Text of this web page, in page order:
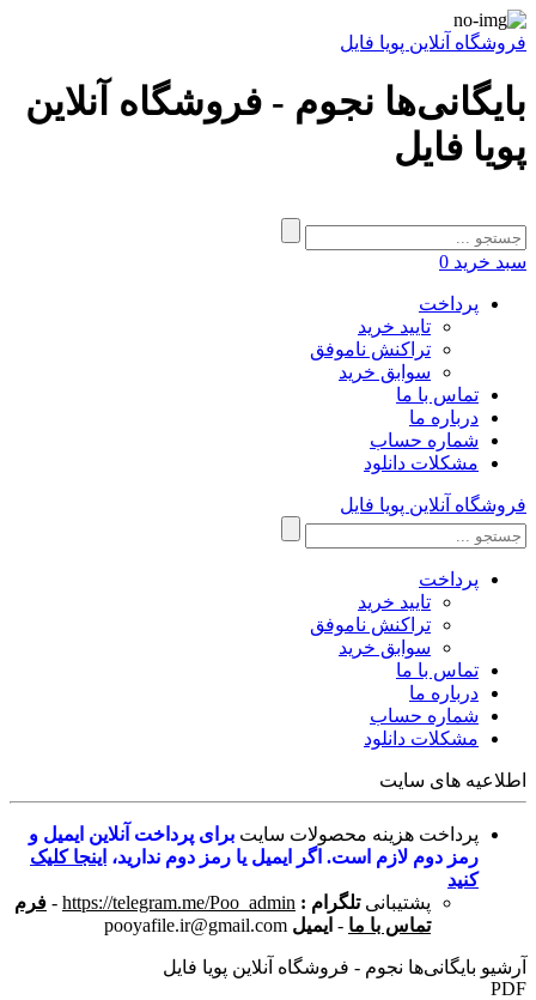
فروشگاه آنلاین پویا فایل
بایگانی‌ها نجوم - فروشگاه آنلاین
پویا فایل
سبد خرید 0
پرداخت
تایید خرید
تراکنش ناموفق
سوابق خرید
تماس با ما
درباره ما
شماره حساب
مشکلات دانلود
فروشگاه آنلاین پویا فایل
پرداخت
تایید خرید
تراکنش ناموفق
سوابق خرید
تماس با ما
درباره ما
شماره حساب
مشکلات دانلود
اطلاعیه های سایت
پرداخت هزینه محصولات سایت برای پرداخت آنلاین ایمیل و
رمز دوم لازم است. اگر ایمیل یا رمز دوم ندارید، اینجا کلیک
کنید
پشتیبانی تلگرام : https://telegram.me/Poo_admin
- فرم
تماس با ما - ایمیل pooyafile.ir@gmail.com
آرشیو بایگانی‌ها نجوم - فروشگاه آنلاین پویا فایل
PDF